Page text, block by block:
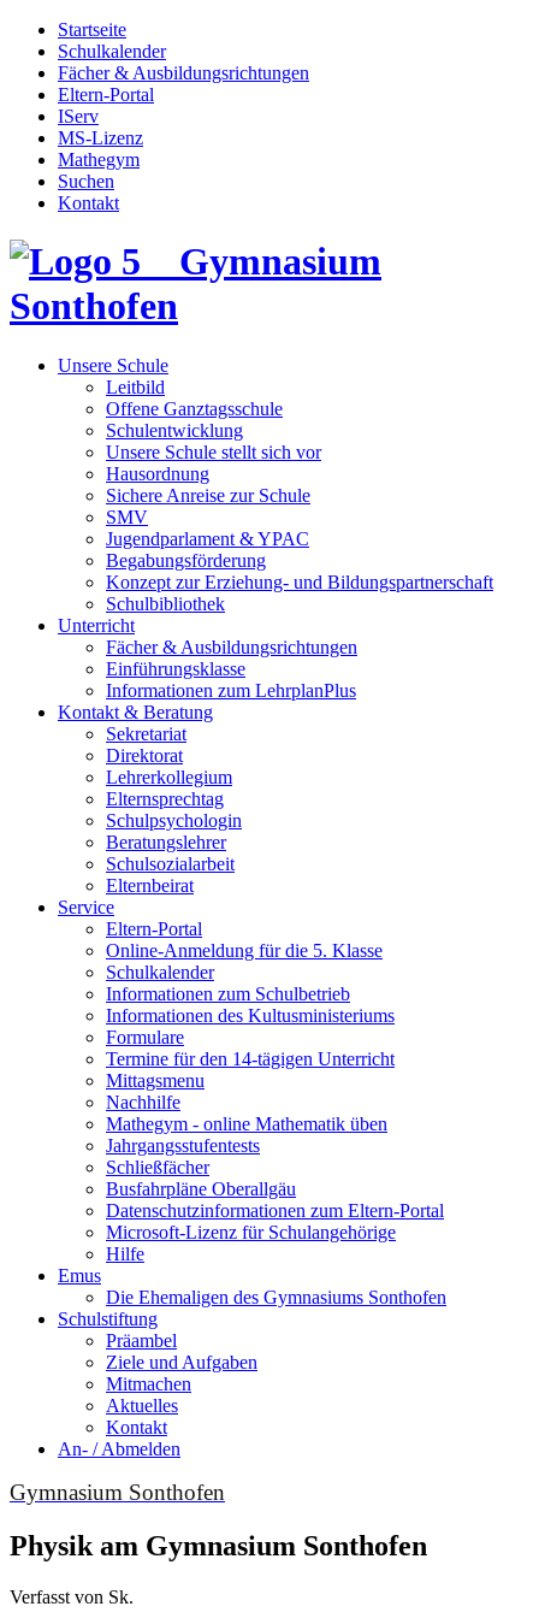
Startseite
Schulkalender
Fächer & Ausbildungsrichtungen
Eltern-Portal
IServ
MS-Lizenz
Mathegym
Suchen
Kontakt
Gymnasium
Sonthofen
Unsere Schule
Leitbild
Offene Ganztagsschule
Schulentwicklung
Unsere Schule stellt sich vor
Hausordnung
Sichere Anreise zur Schule
SMV
Jugendparlament & YPAC
Begabungsförderung
Konzept zur Erziehung- und Bildungspartnerschaft
Schulbibliothek
Unterricht
Fächer & Ausbildungsrichtungen
Einführungsklasse
Informationen zum LehrplanPlus
Kontakt & Beratung
Sekretariat
Direktorat
Lehrerkollegium
Elternsprechtag
Schulpsychologin
Beratungslehrer
Schulsozialarbeit
Elternbeirat
Service
Eltern-Portal
Online-Anmeldung für die 5. Klasse
Schulkalender
Informationen zum Schulbetrieb
Informationen des Kultusministeriums
Formulare
Termine für den 14-tägigen Unterricht
Mittagsmenu
Nachhilfe
Mathegym - online Mathematik üben
Jahrgangsstufentests
Schließfächer
Busfahrpläne Oberallgäu
Datenschutzinformationen zum Eltern-Portal
Microsoft-Lizenz für Schulangehörige
Hilfe
Emus
Die Ehemaligen des Gymnasiums Sonthofen
Schulstiftung
Präambel
Ziele und Aufgaben
Mitmachen
Aktuelles
Kontakt
An- / Abmelden
Gymnasium Sonthofen
Physik am Gymnasium Sonthofen
Verfasst von Sk.